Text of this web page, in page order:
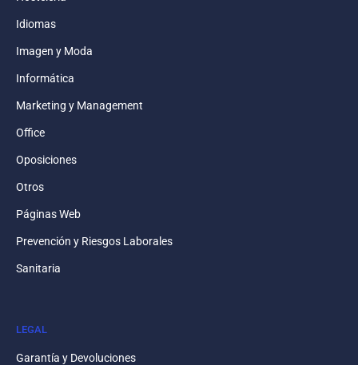
Idiomas
Imagen y Moda
Informática
Marketing y Management
Office
Oposiciones
Otros
Páginas Web
Prevención y Riesgos Laborales
Sanitaria
LEGAL
Garantía y Devoluciones